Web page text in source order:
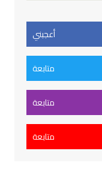
أعجبني
متابعة
متابعة
متابعة